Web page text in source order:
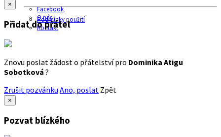
Facebook
O nás
Podmínky použití
Kontakt
×
Přidat do přátel
Znovu poslat žádost o přátelství pro Dominika Atigu
Sobotková ?
Zrušit pozvánku Ano, poslat Zpět
×
Pozvat blízkého